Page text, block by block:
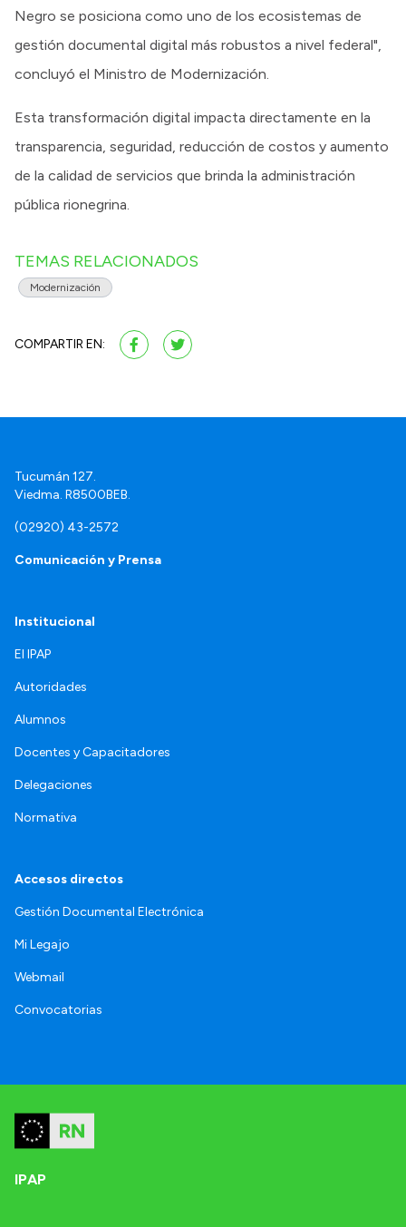
Negro se posiciona como uno de los ecosistemas de
gestión documental digital más robustos a nivel federal",
concluyó el Ministro de Modernización.
Esta transformación digital impacta directamente en la
transparencia, seguridad, reducción de costos y aumento
de la calidad de servicios que brinda la administración
pública rionegrina.
TEMAS RELACIONADOS
Modernización
COMPARTIR EN:
Tucumán 127.
Viedma. R8500BEB.
(02920) 43-2572
Comunicación y Prensa
Institucional
El IPAP
Autoridades
Alumnos
Docentes y Capacitadores
Delegaciones
Normativa
Accesos directos
Gestión Documental Electrónica
Mi Legajo
Webmail
Convocatorias
IPAP